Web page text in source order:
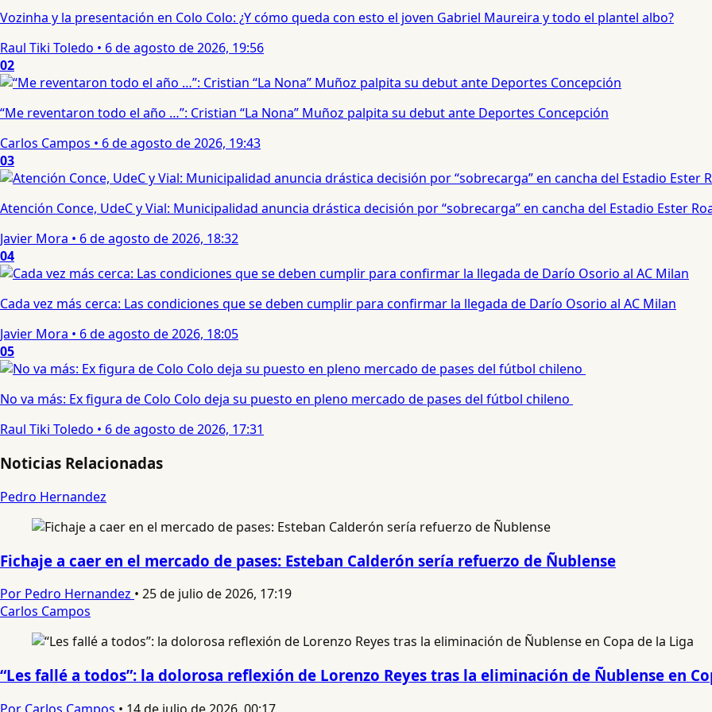
Vozinha y la presentación en Colo Colo: ¿Y cómo queda con esto el joven Gabriel Maureira y todo el plantel albo?
Raul Tiki Toledo • 6 de agosto de 2026, 19:56
02
“Me reventaron todo el año …”: Cristian “La Nona” Muñoz palpita su debut ante Deportes Concepción
Carlos Campos • 6 de agosto de 2026, 19:43
03
Atención Conce, UdeC y Vial: Municipalidad anuncia drástica decisión por “sobrecarga” en cancha del Estadio Ester
Javier Mora • 6 de agosto de 2026, 18:32
04
Cada vez más cerca: Las condiciones que se deben cumplir para confirmar la llegada de Darío Osorio al AC Milan
Javier Mora • 6 de agosto de 2026, 18:05
05
No va más: Ex figura de Colo Colo deja su puesto en pleno mercado de pases del fútbol chileno
Raul Tiki Toledo • 6 de agosto de 2026, 17:31
Noticias Relacionadas
Pedro Hernandez
Fichaje a caer en el mercado de pases: Esteban Calderón sería refuerzo de Ñublense
Por Pedro Hernandez • 25 de julio de 2026, 17:19
Carlos Campos
“Les fallé a todos”: la dolorosa reflexión de Lorenzo Reyes tras la eliminación de Ñublense en